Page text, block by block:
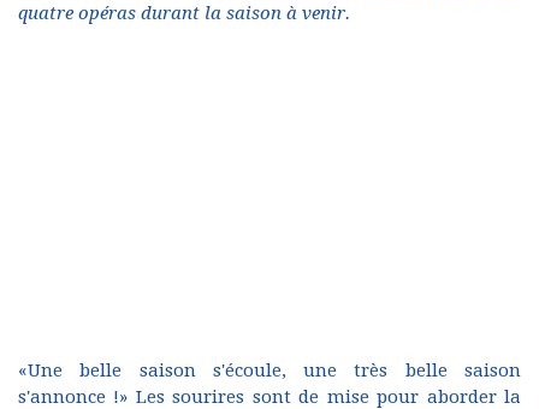
quatre opéras durant la saison à venir.
«Une belle saison s'écoule, une très belle saison
s'annonce !» Les sourires sont de mise pour aborder la